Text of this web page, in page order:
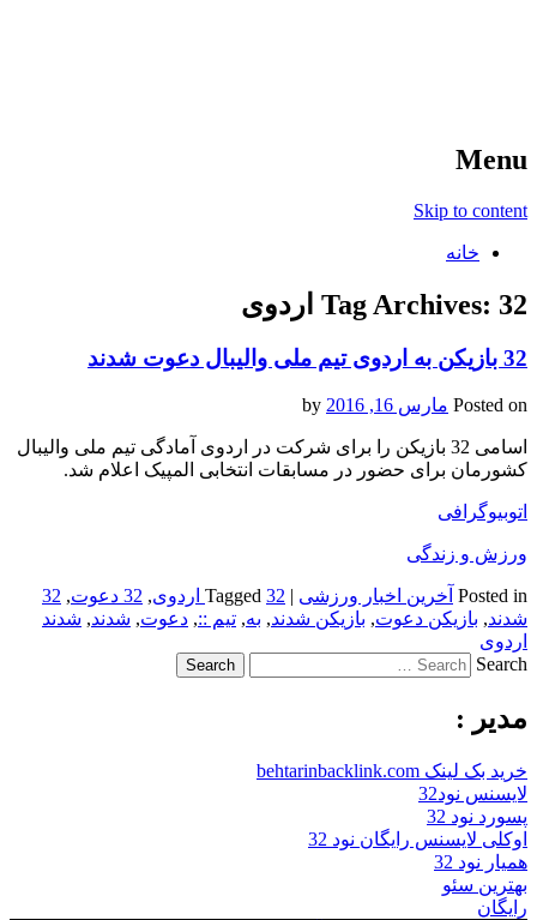
Menu
Skip to content
خانه
Tag Archives: 32 اردوی
32 بازیکن به اردوی تیم ملی والیبال دعوت شدند
Posted on مارس 16, 2016
اسامی 32 بازیکن را برای شرکت در اردوی آمادگی تیم ملی والیبال
کشورمان برای حضور در مسابقات انتخابی المپیک اعلام شد.
اتوبیوگرافی
ورزش و زندگی
Posted in آخرین اخبار ورزشی |
Tagged 32 اردوی , 32 دعوت ,
32
شدند, بازیکن دعوت, بازیکن شدند, به, تیم ::, دعوت, شدند, شدند
اردوی
Search
مدیر :
خرید بک لینک behtarinbacklink.com
لایسنس نود32
پسورد نود 32
اوکلی لایسنس رایگان نود 32
همیار نود 32
بهترین سئو
رایگان